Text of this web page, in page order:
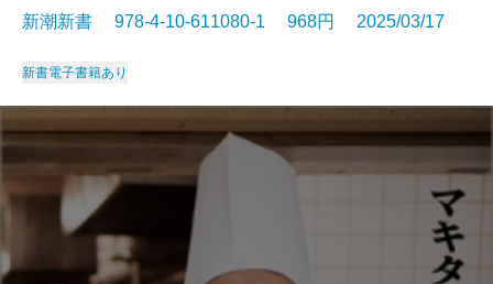
新潮新書 978-4-10-611080-1 968円 2025/03/17
新書電子書籍あり